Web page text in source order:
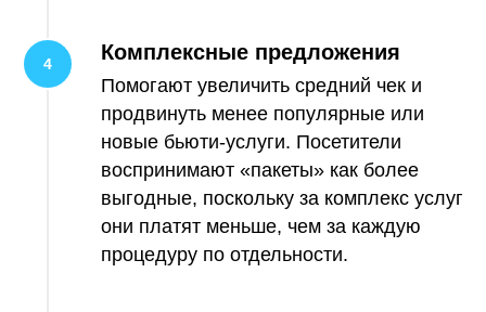
Комплексные предложения
Помогают увеличить средний чек и
продвинуть менее популярные или
новые бьюти-услуги. Посетители
воспринимают «пакеты» как более
выгодные, поскольку за комплекс услуг
они платят меньше, чем за каждую
процедуру по отдельности.